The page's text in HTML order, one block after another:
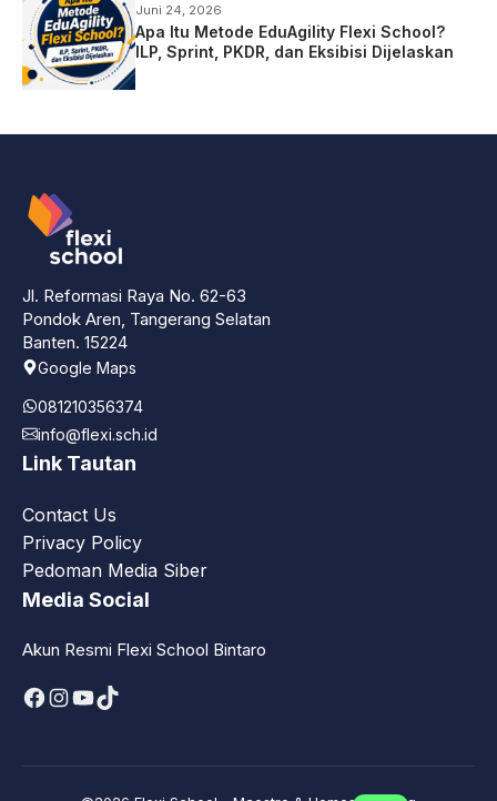
Juni 24, 2026
Apa Itu Metode EduAgility Flexi School?
ILP, Sprint, PKDR, dan Eksibisi Dijelaskan
Jl. Reformasi Raya No. 62-63
Pondok Aren, Tangerang Selatan
Banten. 15224
Google Maps
081210356374
info@flexi.sch.id
Link Tautan
Contact Us
Privacy Policy
Pedoman Media Siber
Media Social
Akun Resmi Flexi School Bintaro
Facebook
Instagram
YouTube
TikTok